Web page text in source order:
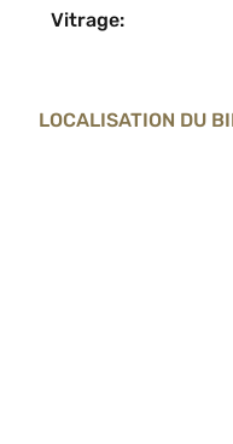
Vitrage:
LOCALISATION DU